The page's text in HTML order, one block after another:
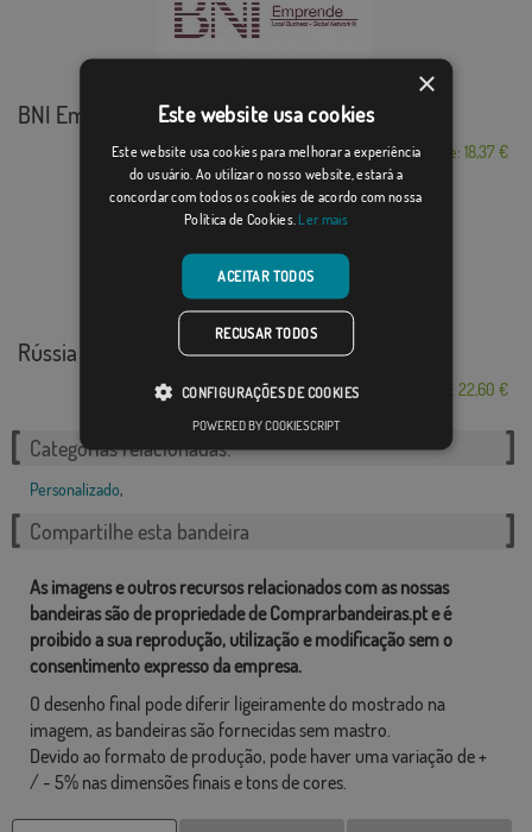
BNI Emprende
Desde: 18,37 €
Rússia Nome Gay
Desde: 22,60 €
Categorias relacionadas:
Personalizado,
Compartilhe esta bandeira
As imagens e outros recursos relacionados com as nossas
bandeiras são de propriedade de Comprarbandeiras.pt e é
proibido a sua reprodução, utilização e modificação sem o
consentimento expresso da empresa.
O desenho final pode diferir ligeiramente do mostrado na
imagem, as bandeiras são fornecidas sem mastro.
Devido ao formato de produção, pode haver uma variação de +
/ - 5% nas dimensões finais e tons de cores.
×
Este website usa cookies
Este website usa cookies para melhorar a experiência
do usuário. Ao utilizar o nosso website, estará a
concordar com todos os cookies de acordo com nossa
Política de Cookies. Ler mais
ACEITAR TODOS
RECUSAR TODOS
CONFIGURAÇÕES DE COOKIES
POWERED BY COOKIESCRIPT